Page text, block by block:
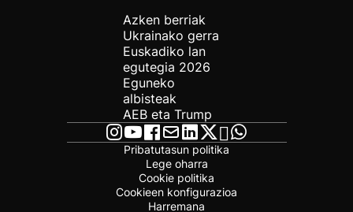
Azken berriak
Ukrainako gerra
Euskadiko lan
egutegia 2026
Eguneko
albisteak
AEB eta Trump
Pribatutasun politika
Lege oharra
Cookie politika
Cookieen konfigurazioa
Harremana